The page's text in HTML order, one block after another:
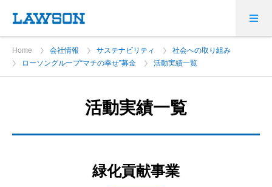
Home 会社情報 サステナビリティ
社会への取り組み
ローソングループ“マチの幸せ”募金
活動実績一覧
活動実績一覧
緑化貢献事業